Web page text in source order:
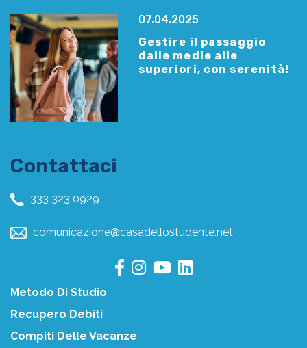
07.04.2025
Gestire il passaggio
dalle medie alle
superiori, con serenità!
Contattaci
333 323 0929
comunicazione@casadellostudente.net
Metodo Di Studio
Recupero Debiti
Compiti Delle Vacanze